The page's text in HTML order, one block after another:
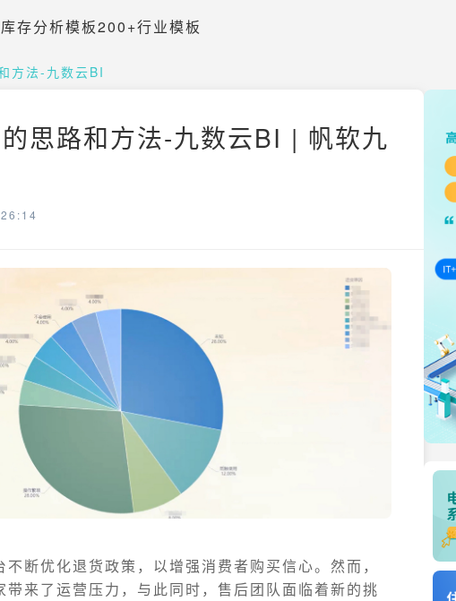
库存分析模板200+行业模板
方法-九数云BI
思路和方法-九数云BI | 帆软九
断优化退货政策，以增强消费者购买信心。然而，
来了运营压力，与此同时，售后团队面临着新的挑